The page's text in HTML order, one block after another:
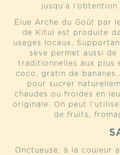
jusqu’à
Élue Arche du Goût par
de Kitul est produite
usages locaux.
sève permet aussi
traditionnelles aux plus
coco, gratin de
pour sucrer
chaudes ou froides en
originale. On peut
de fruits,
Onctueuse, à la couleur